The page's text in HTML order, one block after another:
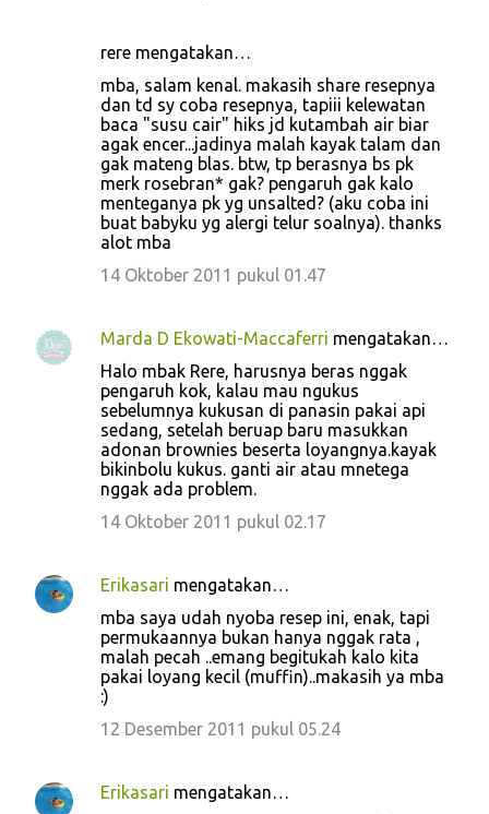
rere mengatakan…
mba, salam kenal. makasih share resepnya
dan td sy coba resepnya, tapiii kelewatan
baca "susu cair" hiks jd kutambah air biar
agak encer...jadinya malah kayak talam dan
gak mateng blas. btw, tp berasnya bs pk
merk rosebran* gak? pengaruh gak kalo
menteganya pk yg unsalted? (aku coba ini
buat babyku yg alergi telur soalnya). thanks
alot mba
14 Oktober 2011 pukul 01.47
Marda D Ekowati-Maccaferri mengatakan…
Halo mbak Rere, harusnya beras nggak
pengaruh kok, kalau mau ngukus
sebelumnya kukusan di panasin pakai api
sedang, setelah beruap baru masukkan
adonan brownies beserta loyangnya.kayak
bikinbolu kukus. ganti air atau mnetega
nggak ada problem.
14 Oktober 2011 pukul 02.17
Erikasari mengatakan…
mba saya udah nyoba resep ini, enak, tapi
permukaannya bukan hanya nggak rata ,
malah pecah ..emang begitukah kalo kita
pakai loyang kecil (muffin)..makasih ya mba
:)
12 Desember 2011 pukul 05.24
Erikasari mengatakan…